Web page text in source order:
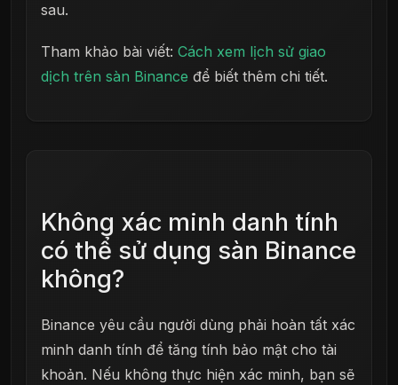
sau.
Tham khảo bài viết: Cách xem lịch sử giao
dịch trên sàn Binance để biết thêm chi tiết.
Không xác minh danh tính
có thể sử dụng sàn Binance
không?
Binance yêu cầu người dùng phải hoàn tất xác
minh danh tính để tăng tính bảo mật cho tài
khoản. Nếu không thực hiện xác minh, bạn sẽ